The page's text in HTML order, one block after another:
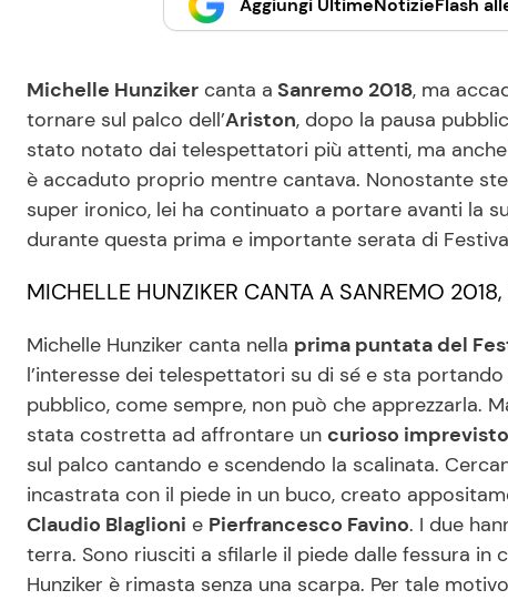
Aggiungi UltimeNotizieFlash
Michelle Hunziker canta a Sanremo 2018, ma
tornare sul palco dell’Ariston, dopo la pausa
stato notato dai telespettatori più attenti, ma
è accaduto proprio mentre cantava. Nonostante
super ironico, lei ha continuato a portare avanti la
durante questa prima e importante serata di
MICHELLE HUNZIKER CANTA A SANREMO
Michelle Hunziker canta nella prima puntata del
l’interesse dei telespettatori su di sé e sta
pubblico, come sempre, non può che apprezzarla.
stata costretta ad affrontare un curioso imprevisto
sul palco cantando e scendendo la scalinata.
incastrata con il piede in un buco, creato
Claudio Blaglioni e Pierfrancesco Favino. I due
terra. Sono riusciti a sfilarle il piede dalle fessura in
Hunziker è rimasta senza una scarpa. Per tale